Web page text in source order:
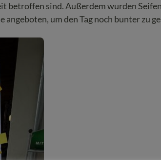
betroffen sind. Außerdem wurden
um den Tag noch bunter zu